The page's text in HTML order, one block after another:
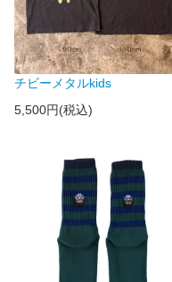
チビーメタルkids
5,500円(税込)